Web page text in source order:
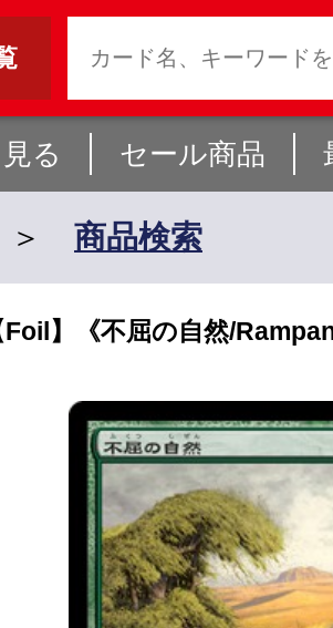
る セール商品
商品検索
Foil】《不屈の自然/